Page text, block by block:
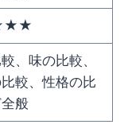
、味の比較、
較、性格の比
般